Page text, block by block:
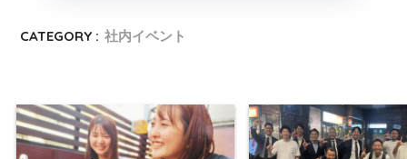
CATEGORY : 社内イベント